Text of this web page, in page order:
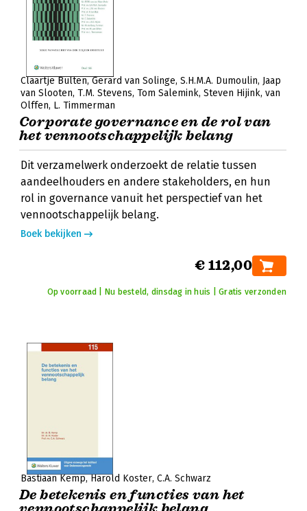
Claartje Bulten Gerard van Solinge S.H.M.A. Dumoulin Jaap
van Slooten T.M. Stevens Tom Salemink Steven Hijink van
Olffen L. Timmerman
Corporate governance en de rol van
het vennootschappelijk belang
Dit verzamelwerk onderzoekt de relatie tussen
aandeelhouders en andere stakeholders, en hun
rol in governance vanuit het perspectief van het
vennootschappelijk belang.
Boek bekijken
€ 112,00
Op voorraad | Nu besteld, dinsdag in huis | Gratis verzonden
Bastiaan Kemp Harold Koster C.A. Schwarz
De betekenis en functies van het